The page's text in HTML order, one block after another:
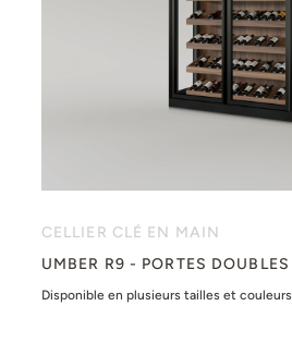
CELLIER CLÉ EN MAIN
UMBER R9 - PORTES DOUBLES
Disponible en plusieurs tailles et couleurs